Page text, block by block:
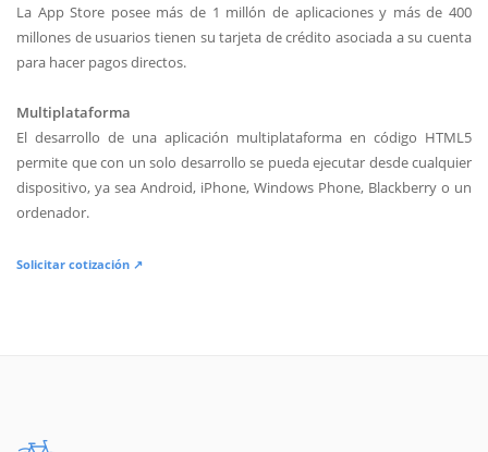
La App Store posee más de 1 millón de aplicaciones y más de 400
millones de usuarios tienen su tarjeta de crédito asociada a su cuenta
para hacer pagos directos.
Multiplataforma
El desarrollo de una aplicación multiplataforma en código HTML5
permite que con un solo desarrollo se pueda ejecutar desde cualquier
dispositivo, ya sea Android, iPhone, Windows Phone, Blackberry o un
ordenador.
Solicitar cotización ↗